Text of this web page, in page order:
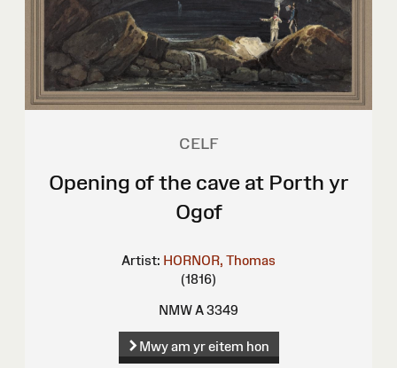
CELF
Opening of the cave at Porth yr
Ogof
Artist: HORNOR, Thomas
(1816)
NMW A 3349
Mwy am yr eitem hon